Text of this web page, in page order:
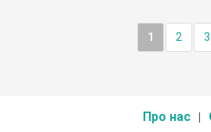
1 2 3
Про нас